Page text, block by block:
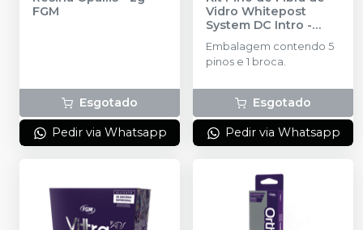
FGM
Esgotado
Pedir via Whatsapp
Vidro Whitepost
System DC Intro -
FGM
Embalagem contendo 5
pinos e 1 broca.
Esgotado
Pedir via Whatsapp